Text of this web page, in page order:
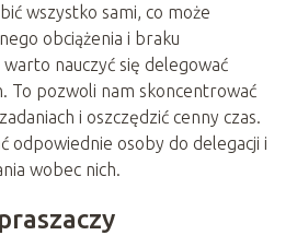
wszystko sami, co może
obciążenia i braku
nauczyć się delegować
To pozwoli nam skoncentrować
i oszczędzić cenny czas.
odpowiednie osoby do delegacji i
wobec nich.